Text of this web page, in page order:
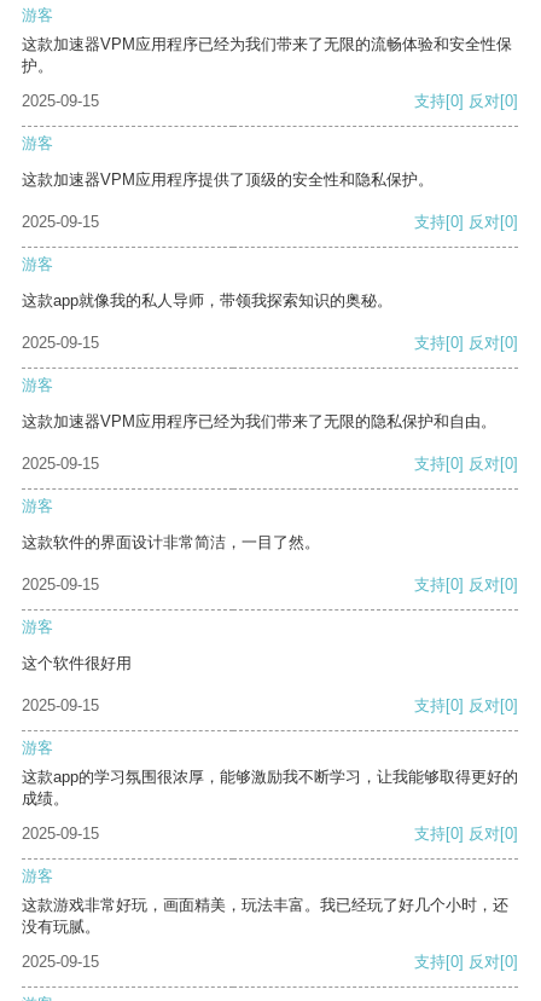
游客
这款加速器VPM应用程序已经为我们带来了无限的流畅体验和安全性保
护。
2025-09-15
支持[0] 反对[0]
游客
这款加速器VPM应用程序提供了顶级的安全性和隐私保护。
2025-09-15 支持[0] 反对[0]
游客
这款app就像我的私人导师，带领我探索知识的奥秘。
2025-09-15 支持[0] 反对[0]
游客
这款加速器VPM应用程序已经为我们带来了无限的隐私保护和自由。
2025-09-15 支持[0] 反对[0]
游客
这款软件的界面设计非常简洁，一目了然。
2025-09-15 支持[0] 反对[0]
游客
这个软件很好用
2025-09-15 支持[0] 反对[0]
游客
这款app的学习氛围很浓厚，能够激励我不断学习，让我能够取得更好的
成绩。
2025-09-15
支持[0] 反对[0]
游客
这款游戏非常好玩，画面精美，玩法丰富。我已经玩了好几个小时，还
没有玩腻。
2025-09-15
支持[0] 反对[0]